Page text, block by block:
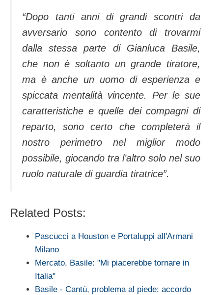
“Dopo tanti anni di grandi scontri da
avversario sono contento di trovarmi
dalla stessa parte di Gianluca Basile,
che non è soltanto un grande tiratore,
ma è anche un uomo di esperienza e
spiccata mentalità vincente. Per le sue
caratteristiche e quelle dei compagni di
reparto, sono certo che completerà il
nostro perimetro nel miglior modo
possibile, giocando tra l’altro solo nel suo
ruolo naturale di guardia tiratrice”.
Related Posts:
Pascucci a Houston e Portaluppi all'Armani
Milano
Mercato, Basile: "Mi piacerebbe tornare in
Italia"
Basile - Cantù, problema al piede: accordo